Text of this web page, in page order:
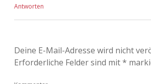
Antworten
Deine E-Mail-Adresse wird nicht
Erforderliche Felder sind mit*